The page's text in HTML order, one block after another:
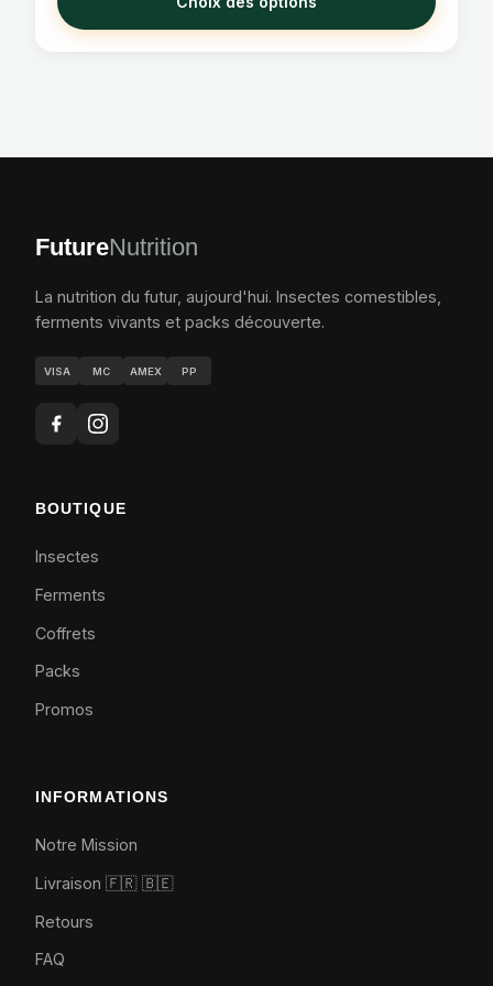
FutureNutrition
La nutrition du futur, aujourd'hui. Insectes comestibles,
ferments vivants et packs découverte.
VISA MC AMEX PP
BOUTIQUE
Insectes
Ferments
Coffrets
Packs
Promos
INFORMATIONS
Notre Mission
Livraison 🇫🇷 🇧🇪
Retours
FAQ